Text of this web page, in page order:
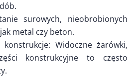
surowych, nieobrobionych
metal czy beton.
konstrukcje: Widoczne żarówki,
konstrukcyjne to często